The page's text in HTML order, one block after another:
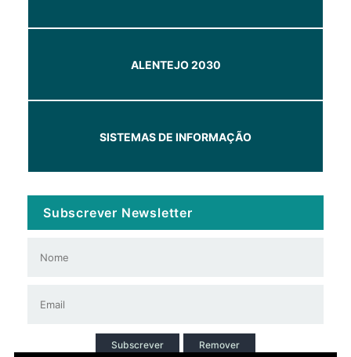
ALENTEJO 2030
SISTEMAS DE INFORMAÇÃO
Subscrever Newsletter
Subscrever Remover